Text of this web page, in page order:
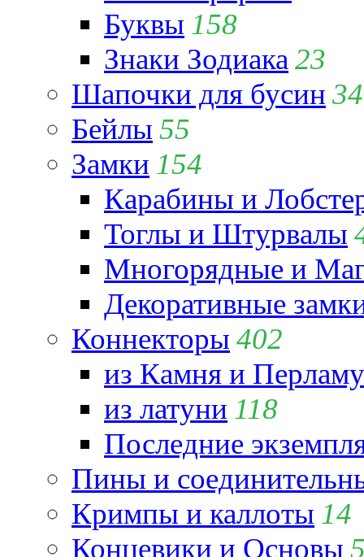
Буквы 158
Знаки Зодиака 23
Шапочки для бусин 34
Бейлы 55
Замки 154
Карабины и
Тоглы и Штурвалы
Многорядные и
Декоративные
Коннекторы 402
из Камня и
из латуни 118
Последние
Пины и
Кримпы и каллоты 14
Концевики и Основы